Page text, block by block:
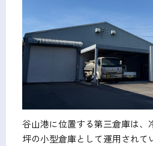
谷山港に位置する第三倉庫は、
坪の小型倉庫として運用されて